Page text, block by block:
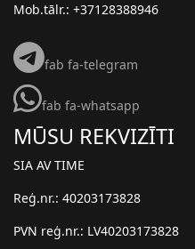
Mob.tālr.: +37128388946
fab fa-telegram
fab fa-whatsapp
MŪSU REKVIZĪTI
SIA AV TIME
Reģ.nr.: 40203173828
PVN reģ.nr.: LV40203173828